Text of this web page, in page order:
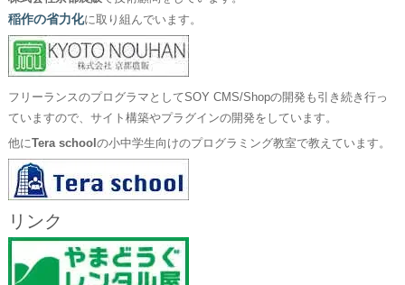
稲作の省力化に取り組んでいます。
フリーランスのプログラマとしてSOY CMS/Shopの開発も引き続き行っ
ていますので、サイト構築やプラグインの開発をしています。
他にTera school の小中学生向けのプログラミング教室で教えています。
リンク